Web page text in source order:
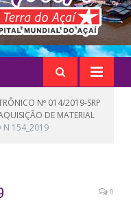
Nº 014/2019-SRP
DE MATERIAL
N 154_2019
0